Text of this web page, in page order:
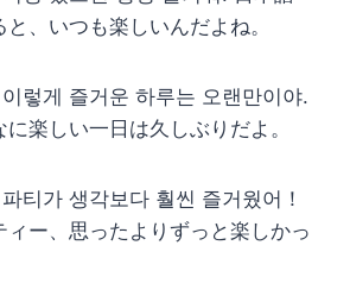
、いつも楽しいんだよね。
렇게 즐거운 하루는 오랜만이야.
楽しい一日は久しぶりだよ。
티가 생각보다 훨씬 즐거웠어！
ィー、思ったよりずっと楽しかっ